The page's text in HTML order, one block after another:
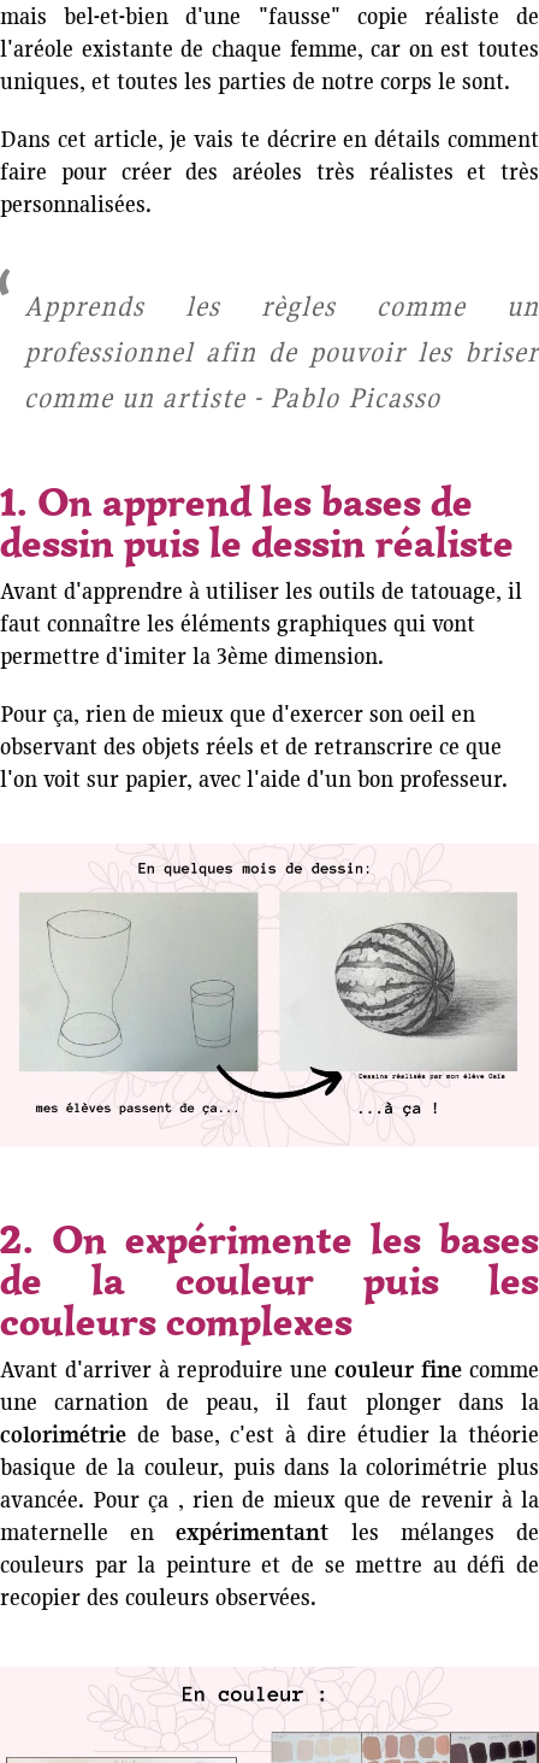
mais bel-et-bien d'une "fausse" copie réaliste de
l'aréole existante de chaque femme, car on est toutes
uniques, et toutes les parties de notre corps le sont.
Dans cet article, je vais te décrire en détails comment
faire pour créer des aréoles très réalistes et très
personnalisées.
Apprends les règles comme un
professionnel afin de pouvoir les briser
comme un artiste - Pablo Picasso
1. On apprend les bases de
dessin puis le dessin réaliste
Avant d'apprendre à utiliser les outils de tatouage, il
faut connaître les éléments graphiques qui vont
permettre d'imiter la 3ème dimension.
Pour ça, rien de mieux que d'exercer son oeil en
observant des objets réels et de retranscrire ce que
l'on voit sur papier, avec l'aide d'un bon professeur.
2. On expérimente les bases
de la couleur puis les
couleurs complexes
Avant d'arriver à reproduire une couleur fine comme
une carnation de peau, il faut plonger dans la
colorimétrie de base, c'est à dire étudier la théorie
basique de la couleur, puis dans la colorimétrie plus
avancée. Pour ça , rien de mieux que de revenir à la
maternelle enexpérimentant les mélanges de
couleurs par la peinture et de se mettre au défi de
recopier des couleurs observées.